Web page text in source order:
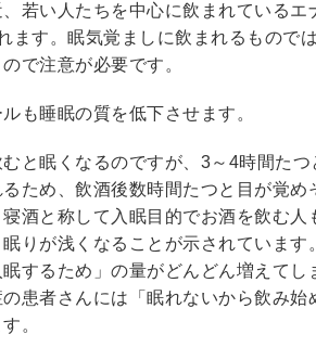
若い人たちを中心に飲まれている
ます。眠気覚ましに飲まれるもので
で注意が必要です。
も睡眠の質を低下させます。
と眠くなるのですが、3～4時間た
ため、飲酒後数時間たつと目が覚
酒と称して入眠目的でお酒を飲む
りが浅くなることが示されていま
するため」の量がどんどん増えて
の患者さんには「眠れないから飲み
。